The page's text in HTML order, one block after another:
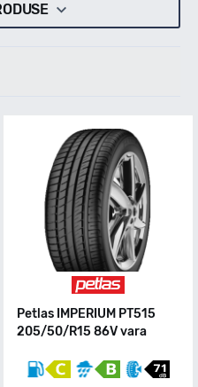
Petlas IMPERIUM PT515
205/50/R15 86V vara